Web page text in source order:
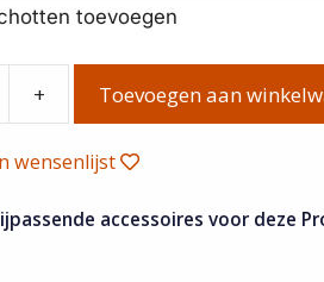
toevoegen
+ Toevoegen aan
wensenlijst
accessoires voor deze